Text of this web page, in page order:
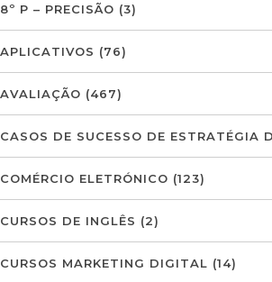
8º P – PRECISÃO (3)
APLICATIVOS (76)
AVALIAÇÃO (467)
CASOS DE SUCESSO DE ESTRATÉGIA
COMÉRCIO ELETRÓNICO (123)
CURSOS DE INGLÊS (2)
CURSOS MARKETING DIGITAL (14)